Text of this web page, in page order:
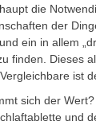
die
der
ein in allem
finden. Dieses
ist
sich der
und